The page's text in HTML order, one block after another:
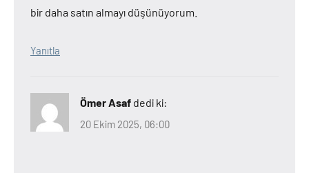
bir daha satın almayı düşünüyorum.
Yanıtla
Ömer Asaf dedi ki:
20 Ekim 2025, 06:00